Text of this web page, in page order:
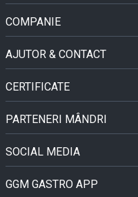
COMPANIE
AJUTOR & CONTACT
CERTIFICATE
PARTENERI MÂNDRI
SOCIAL MEDIA
GGM GASTRO APP